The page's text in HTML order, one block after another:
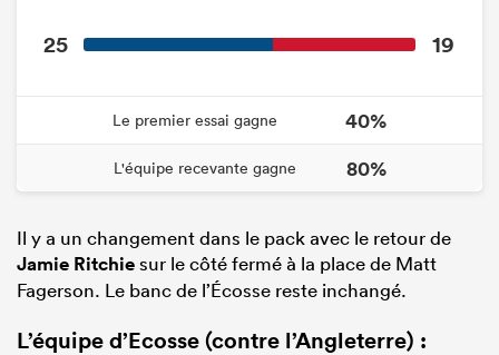
25 19
Le premier essai gagne 40%
L'équipe recevante gagne 80%
Il y a un changement dans le pack avec le retour de
Jamie Ritchiesur le côté fermé à la place de Matt
Fagerson. Le banc de l’Écosse reste inchangé.
L’équipe d’Ecosse (contre l’Angleterre) :